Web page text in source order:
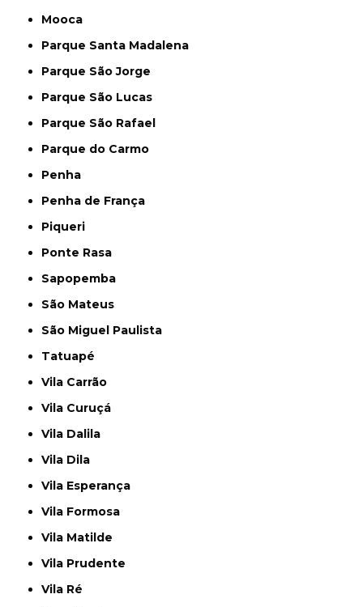
Mooca
Parque Santa Madalena
Parque São Jorge
Parque São Lucas
Parque São Rafael
Parque do Carmo
Penha
Penha de França
Piqueri
Ponte Rasa
Sapopemba
São Mateus
São Miguel Paulista
Tatuapé
Vila Carrão
Vila Curuçá
Vila Dalila
Vila Dila
Vila Esperança
Vila Formosa
Vila Matilde
Vila Prudente
Vila Ré